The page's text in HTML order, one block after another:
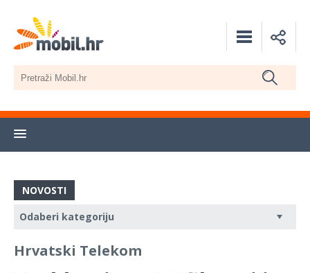
NOVOSTI
Hrvatski Telekom